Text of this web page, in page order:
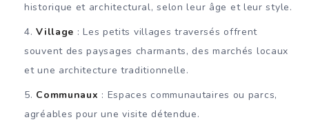
historique et architectural, selon leur âge et leur style.
Village : Les petits villages traversés offrent
souvent des paysages charmants, des marchés locaux
et une architecture traditionnelle.
Communaux : Espaces communautaires ou parcs,
agréables pour une visite détendue.